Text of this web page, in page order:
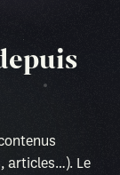
articles…). Le